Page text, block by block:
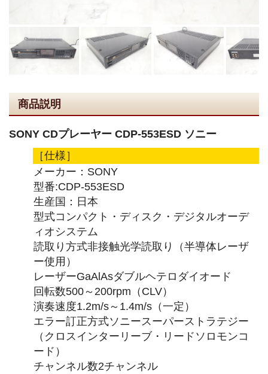
商品説明
SONY CDプレーヤー CDP-553ESD ソニー
［仕様］
メーカー：SONY
型番:CDP-553ESD
生産国：日本
型式コンパクト・ディスク・デジタルオーデ
ィオシステム
読取り方式非接触光学読取り（半導体レーザ
ー使用）
レーザーGaAlAsダブルヘテロダイオード
回転数500～200rpm（CLV）
演奏速度1.2m/s～1.4m/s（一定）
エラー訂正方式ソニースーパーストラテジー
（クロスインターリーブ・リードソロモンコ
ード）
チャンネル数2チャンネル